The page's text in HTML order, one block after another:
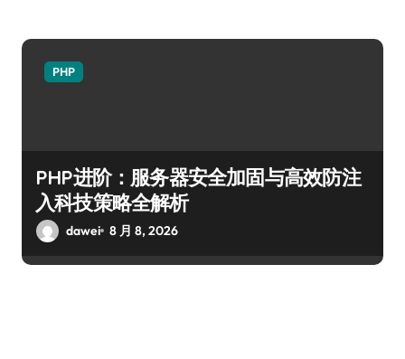
PHP
PHP进阶：服务器安全加固与高效防注
入科技策略全解析
dawei 8 月 8, 2026